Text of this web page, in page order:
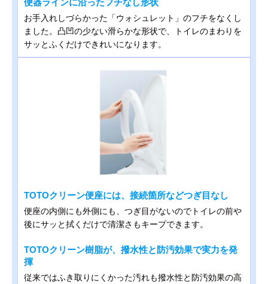
便器ラインに沿ったフチなし形状
お手入れしづらかった「ウォシュレット」のフチをなくし
ました。凸凹の少ない滑らかな形状で、トイレのまわりを
サッとふくだけできれいになります。
TOTOクリーン便座には、接続箇所などつぎ目なし
便座の内側にも外側にも、つぎ目がないのでトイレの前や
後にサッと拭くだけで清潔さもキープできます。
TOTOクリーン樹脂が、撥水性と防汚効果で実力を発
揮
従来ではふき取りにくかった汚れも撥水性と防汚効果の高